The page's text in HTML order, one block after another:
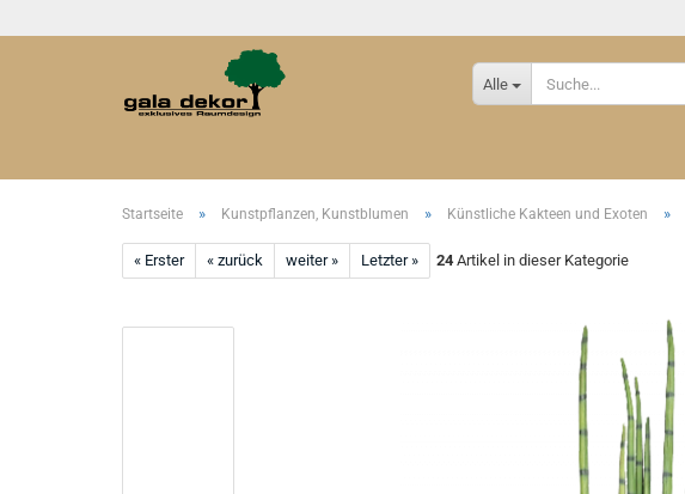
Alle
Startseite » Kunstpflanzen, Kunstblumen » Künstliche Kakteen und Exoten »
« Erster « zurück weiter » Letzter » 24 Artikel in dieser Kategorie